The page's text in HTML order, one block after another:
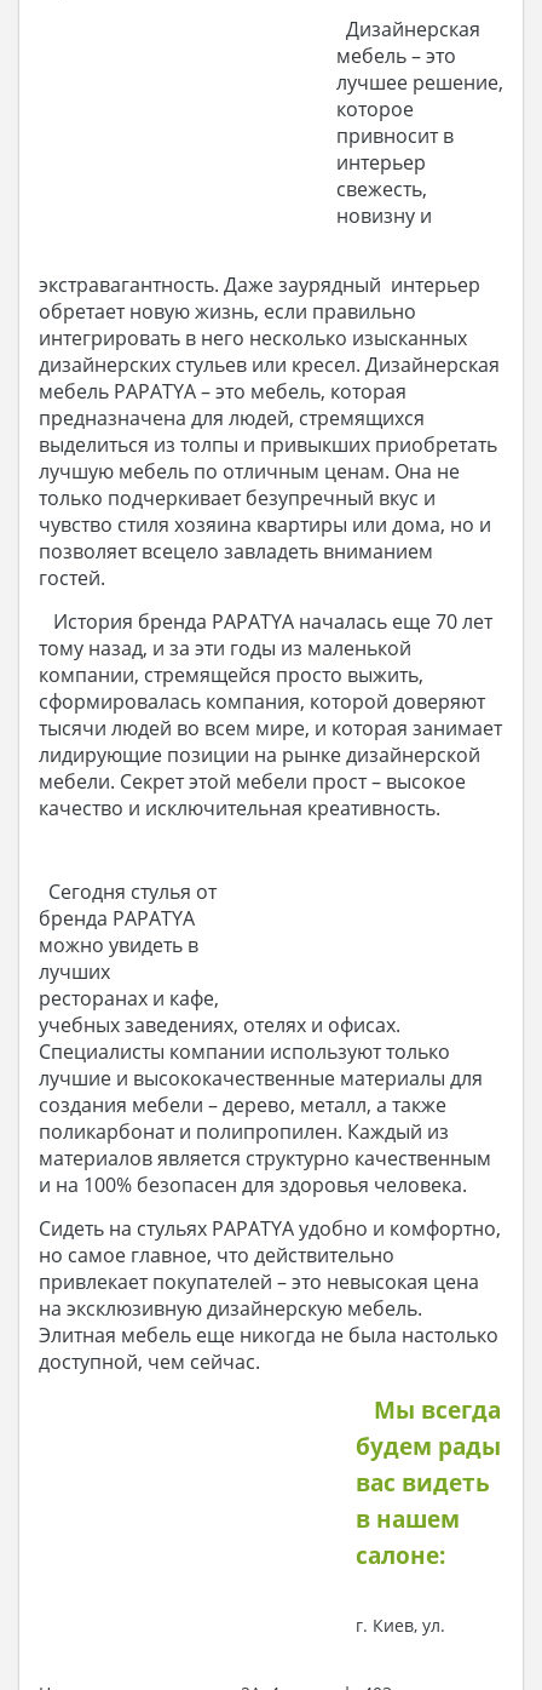
Дизайнерская
мебель – это
лучшее решение,
которое
привносит в
интерьер
свежесть,
новизну и
экстравагантность. Даже заурядный интерьер
обретает новую жизнь, если правильно
интегрировать в него несколько изысканных
дизайнерских стульев или кресел. Дизайнерская
мебель PAPATYA – это мебель, которая
предназначена для людей, стремящихся
выделиться из толпы и привыкших приобретать
лучшую мебель по отличным ценам. Она не
только подчеркивает безупречный вкус и
чувство стиля хозяина квартиры или дома, но и
позволяет всецело завладеть вниманием
гостей.
История бренда PAPATYA началась еще 70 лет
тому назад, и за эти годы из маленькой
компании, стремящейся просто выжить,
сформировалась компания, которой доверяют
тысячи людей во всем мире, и которая занимает
лидирующие позиции на рынке дизайнерской
мебели. Секрет этой мебели прост – высокое
качество и исключительная креативность.
Сегодня стулья от
бренда PAPATYA
можно увидеть в
лучших
ресторанах и кафе,
учебных заведениях, отелях и офисах.
Специалисты компании используют только
лучшие и высококачественные материалы для
создания мебели – дерево, металл, а также
поликарбонат и полипропилен. Каждый из
материалов является структурно качественным
и на 100% безопасен для здоровья человека.
Сидеть на стульях PAPATYA удобно и комфортно,
но самое главное, что действительно
привлекает покупателей – это невысокая цена
на эксклюзивную дизайнерскую мебель.
Элитная мебель еще никогда не была настолько
доступной, чем сейчас.
Мы всегда
будем рады
вас видеть
в нашем
салоне:
г. Киев, ул.